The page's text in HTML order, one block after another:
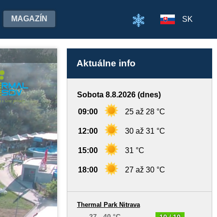
MAGAZÍN SK
Aktuálne info
Sobota 8.8.2026 (dnes)
09:00 25 až 28 °C
12:00 30 až 31 °C
15:00 31 °C
18:00 27 až 30 °C
Thermal Park Nitrava